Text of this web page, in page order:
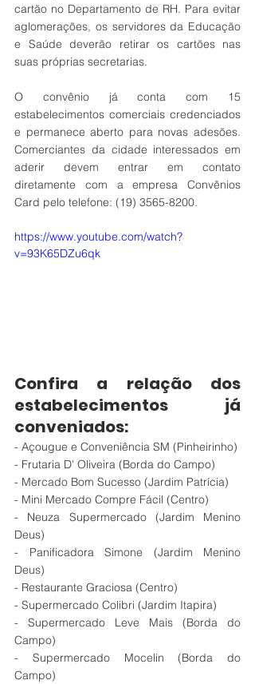
cartão no Departamento de RH. Para evitar
aglomerações, os servidores da Educação
e Saúde deverão retirar os cartões nas
suas próprias secretarias.
O convênio já conta com 15
estabelecimentos comerciais credenciados
e permanece aberto para novas adesões.
Comerciantes da cidade interessados em
aderir devem entrar em contato
diretamente com a empresa Convênios
Card pelo telefone: (19) 3565-8200.
https://www.youtube.com/watch?
v=93K65DZu6qk
Confira a relação dos
estabelecimentos já
conveniados:
- Açougue e Conveniência SM (Pinheirinho)
- Frutaria D' Oliveira (Borda do Campo)
- Mercado Bom Sucesso (Jardim Patrícia)
- Mini Mercado Compre Fácil (Centro)
- Neuza Supermercado (Jardim Menino
Deus)
- Panificadora Simone (Jardim Menino
Deus)
- Restaurante Graciosa (Centro)
- Supermercado Colibri (Jardim Itapira)
- Supermercado Leve Mais (Borda do
Campo)
- Supermercado Mocelin (Borda do
Campo)